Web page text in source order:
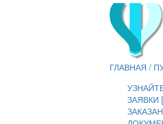
ГЛАВНАЯ /
ЗАЯВКИ